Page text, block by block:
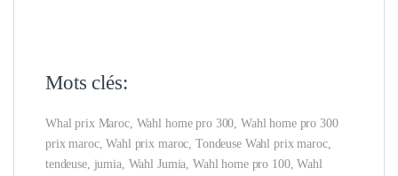
Mots clés:
Whal prix Maroc, Wahl home pro 300, Wahl home pro 300
prix maroc, Wahl prix maroc, Tondeuse Wahl prix maroc,
tendeuse, jumia, Wahl Jumia, Wahl home pro 100, Wahl